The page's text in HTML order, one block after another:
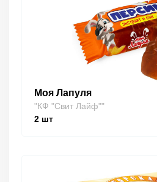
Моя Лапуля
"КФ "Свит Лайф""
2 шт